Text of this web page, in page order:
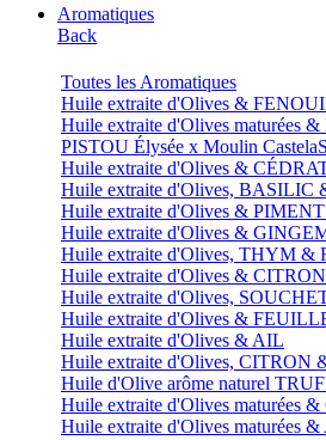
Aromatiques
Back
Toutes les Aromatiques
Huile extraite d'Olives &
Huile extraite d'Olives maturées
PISTOU Élysée x Moulin CastelaS
Huile extraite d'Olives &
Huile extraite d'Olives, BASILIC
Huile extraite d'Olives &
Huile extraite d'Olives &
Huile extraite d'Olives, THYM &
Huile extraite d'Olives &
Huile extraite d'Olives,
Huile extraite d'Olives &
Huile extraite d'Olives & AIL
Huile extraite d'Olives, CITRON
Huile d'Olive arôme naturel
Huile extraite d'Olives maturées
Huile extraite d'Olives maturées